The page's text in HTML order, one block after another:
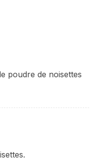
poudre de noisettes